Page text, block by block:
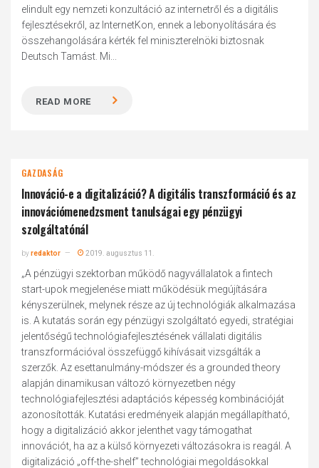
elindult egy nemzeti konzultáció az internetről és a digitális
fejlesztésekről, az InternetKon, ennek a lebonyolítására és
összehangolására kérték fel miniszterelnöki biztosnak
Deutsch Tamást. Mi...
READ MORE
GAZDASÁG
Innováció-e a digitalizáció? A digitális transzformáció és az
innovációmenedzsment tanulságai egy pénzügyi
szolgáltatónál
byredaktor 2019. augusztus 11.
„A pénzügyi szektorban működő nagyvállalatok a fintech
start-upok megjelenése miatt működésük megújítására
kényszerülnek, melynek része az új technológiák alkalmazása
is. A kutatás során egy pénzügyi szolgáltató egyedi, stratégiai
jelentőségű technológiafejlesztésének vállalati digitális
transzformációval összefüggő kihívásait vizsgálták a
szerzők. Az esettanulmány-módszer és a grounded theory
alapján dinamikusan változó környezetben négy
technológiafejlesztési adaptációs képesség kombinációját
azonosították. Kutatási eredményeik alapján megállapítható,
hogy a digitalizáció akkor jelenthet vagy támogathat
innovációt, ha az a külső környezeti változásokra is reagál. A
digitalizáció „off-the-shelf” technológiai megoldásokkal